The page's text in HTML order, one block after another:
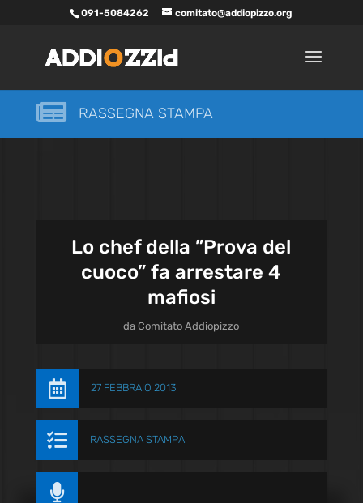
091-5084262 comitato@addiopizzo.org
 RASSEGNA STAMPA
Lo chef della ”Prova del
cuoco” fa arrestare 4
mafiosi
daComitato Addiopizzo
 27 FEBBRAIO 2013
 RASSEGNA STAMPA
